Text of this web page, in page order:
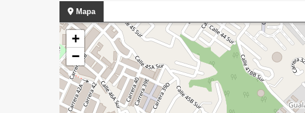
Mapa
+
−